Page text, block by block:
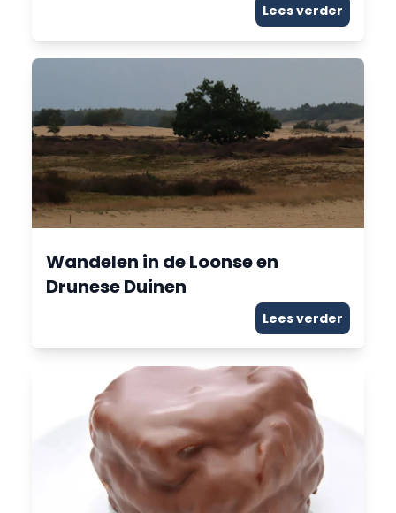
Lees verder
Wandelen in de Loonse en
Drunese Duinen
Lees verder